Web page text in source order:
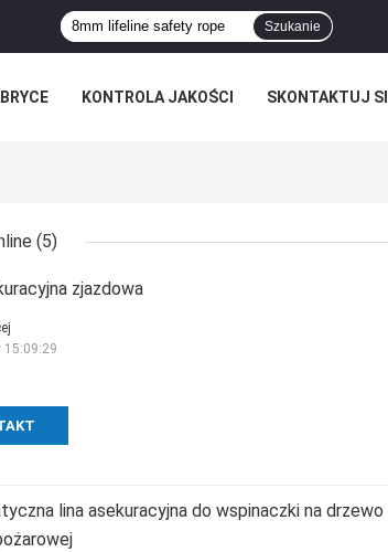
Szukanie
KONTROLA JAKOŚCI SKONTAKTUJ
(5)
zjazdowa
15:09:29
lina asekuracyjna do wspinaczki na